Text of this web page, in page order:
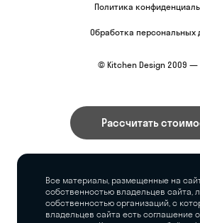
Политика
Обработка персональных
© Kitchen Design 2009 —
Рассчитать
Все материалы, размещенные на
собственностью владельцев сайта,
собственностью организаций, с
владельцев сайта есть соглашение